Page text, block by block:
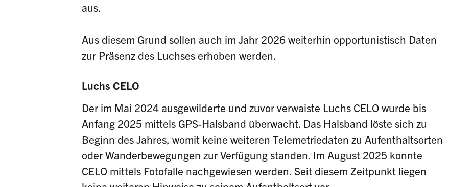
aus.
Aus diesem Grund sollen auch im Jahr 2026 weiterhin opportunistisch Daten
zur Präsenz des Luchses erhoben werden.
Luchs CELO
Der im Mai 2024 ausgewilderte und zuvor verwaiste Luchs CELO wurde bis
Anfang 2025 mittels GPS-Halsband überwacht. Das Halsband löste sich zu
Beginn des Jahres, womit keine weiteren Telemetriedaten zu Aufenthaltsorten
oder Wanderbewegungen zur Verfügung standen. Im August 2025 konnte
CELO mittels Fotofalle nachgewiesen werden. Seit diesem Zeitpunkt liegen